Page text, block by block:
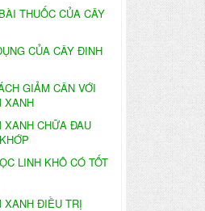
THUỐC CỦA CÂY
CỦA CÂY ĐINH
GIẢM CÂN VỚI
XANH
XANH CHỮA ĐAU
LINH KHÔ CÓ TỐT
XANH ĐIỀU TRỊ